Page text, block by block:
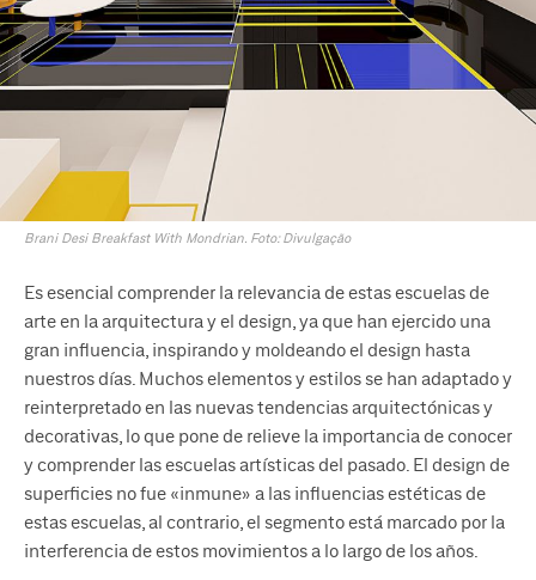
Brani Desi Breakfast With Mondrian. Foto: Divulgação
Es esencial comprender la relevancia de estas escuelas de
arte en la arquitectura y el design, ya que han ejercido una
gran influencia, inspirando y moldeando el design hasta
nuestros días. Muchos elementos y estilos se han adaptado y
reinterpretado en las nuevas tendencias arquitectónicas y
decorativas, lo que pone de relieve la importancia de conocer
y comprender las escuelas artísticas del pasado. El design de
superficies no fue «inmune» a las influencias estéticas de
estas escuelas, al contrario, el segmento está marcado por la
interferencia de estos movimientos a lo largo de los años.